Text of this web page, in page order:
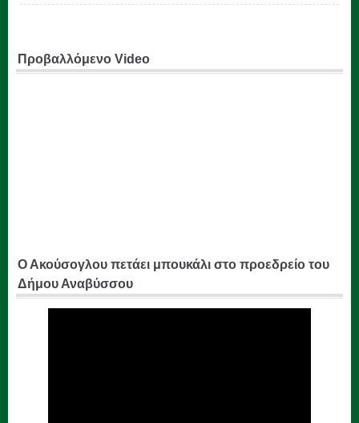
Προβαλλόμενο Video
Ο Ακούσογλου πετάει μπουκάλι στο προεδρείο του
Δήμου Αναβύσσου